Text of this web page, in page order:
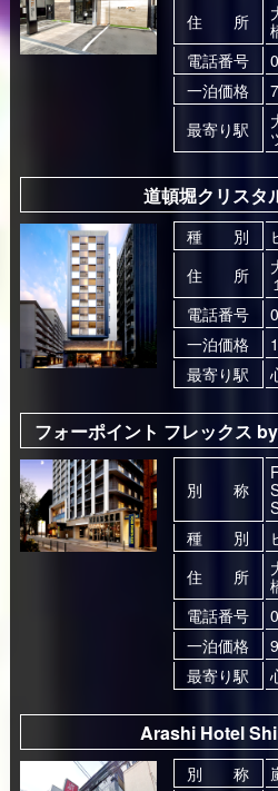
住 所
電話番号
一泊価格
最寄り駅
道頓堀クリス
種 別
住 所
電話番号
一泊価格
最寄り駅
フォーポイント フレックス
別 称
種 別
住 所
電話番号
一泊価格
最寄り駅
Arashi Hotel
別 称